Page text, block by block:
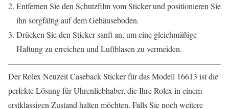
Entfernen Sie den Schutzfilm vom Sticker und positionieren Sie
ihn sorgfältig auf dem Gehäuseboden.
Drücken Sie den Sticker sanft an, um eine gleichmäßige
Haftung zu erreichen und Luftblasen zu vermeiden.
Der Rolex Neuzeit Caseback Sticker für das Modell 16613 ist die
perfekte Lösung für Uhrenliebhaber, die Ihre Rolex in einem
erstklassigen Zustand halten möchten. Falls Sie noch weitere